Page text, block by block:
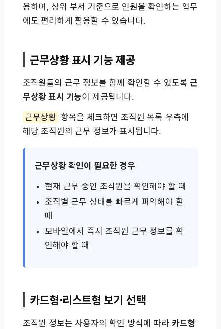
용하며, 상위 부서 기준으로 인원을 확인하는 업무
에도 편리하게 활용할 수 있습니다.
근무상황 표시 기능 제공
조직원들의 근무 정보를 함께 확인할 수 있도록 근
무상황 표시 기능이 제공됩니다.
근무상황 항목을 체크하면 조직원 목록 우측에
해당 조직원의 근무 정보가 표시됩니다.
근무상황 확인이 필요한 경우
현재 근무 중인 조직원을 확인해야 할 때
조직별 근무 상태를 빠르게 파악해야 할
때
모바일에서 즉시 조직원 근무 정보를 확
인해야 할 때
카드형·리스트형 보기 선택
조직원 정보는 사용자의 확인 방식에 따라 카드형